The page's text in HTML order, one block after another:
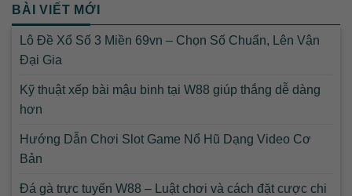
BÀI VIẾT MỚI
Lô Đề Xổ Số 3 Miền 69vn – Chọn Số Chuẩn, Lên Vận
Đại Gia
Kỹ thuật xếp bài mậu binh tại W88 giúp thắng dễ dàng
hơn
Hướng Dẫn Chơi Slot Game Nổ Hũ Dạng Video Cơ
Bản
Đá gà trực tuyến W88 – Luật chơi và cách đặt cược chi